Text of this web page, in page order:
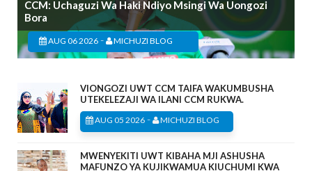
CCM: Uchaguzi Wa Haki Ndiyo Msingi Wa Uongozi
Bora
AUG 06 2026 - MICHUZI BLOG
VIONGOZI UWT CCM TAIFA WAKUMBUSHA
UTEKELEZAJI WA ILANI CCM RUKWA.
AUG 05 2026 - MICHUZI BLOG
MWENYEKITI UWT KIBAHA MJI ASHUSHA
MAFUNZO YA KUJIKWAMUA KIUCHUMI KWA